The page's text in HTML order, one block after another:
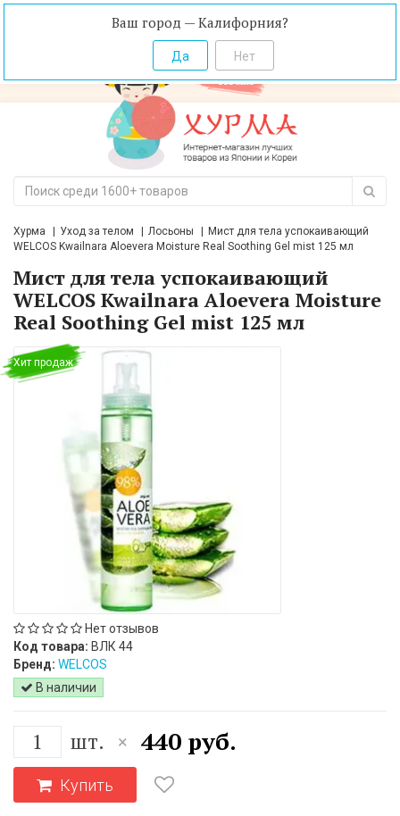
Ваш город — Калифорния?
Хурма Уход за телом Лосьоны
Мист для тела успокаивающий
WELCOS Kwailnara Aloevera Moisture Real Soothing Gel mist 125 мл
Мист для тела успокаивающий
WELCOS Kwailnara Aloevera Moisture
Real Soothing Gel mist 125 мл
Хит продаж
Нет отзывов
Код товара: ВЛК 44
Бренд: WELCOS
В наличии
шт. × 440 руб.
Купить